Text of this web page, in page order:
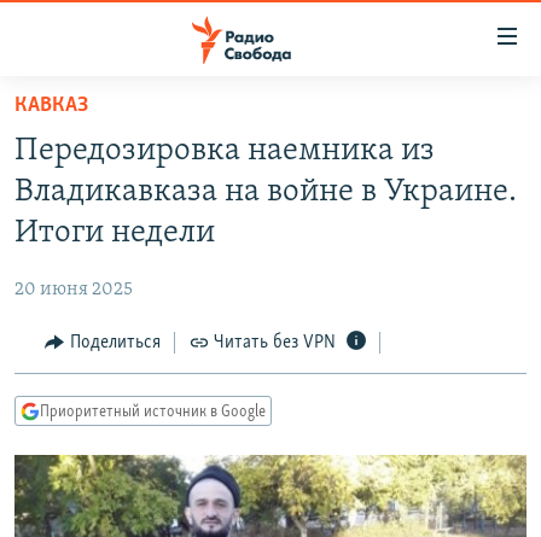
упрощенного
доступа
Вернуться
основному
Вернутся
Вернутся
поиску
ПОДКАСТЫ
АВТОРСКИЕ ПРОЕКТЫ
МНЕНИЯ
КУЛЬТУРА
КАВКАЗ.РЕАЛИИ
СЕВЕР.РЕАЛИИ
СИБИРЬ.РЕАЛИИ
КАВКАЗ
Передозировка наемника из
Владикавказа на войне в Украине.
Итоги недели
20 июня 2025
Поделиться Читать без VPN
Приоритетный источник в Google